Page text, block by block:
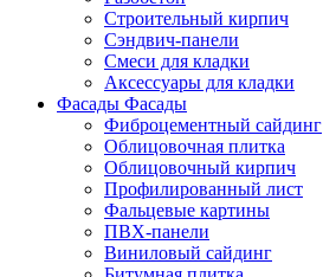
Строительный кирпич
Сэндвич-панели
Смеси для кладки
Аксессуары для кладки
Фасады Фасады
Фиброцементный сайдинг
Облицовочная плитка
Облицовочный кирпич
Профилированный лист
Фальцевые картины
ПВХ-панели
Виниловый сайдинг